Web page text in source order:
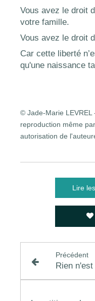
Vous avez le droit
votre famille.
Vous avez le droit
Car cette liberté
qu'une naissance
© Jade-Marie LEVREL
reproduction même
autorisation de
Lire
Précédent